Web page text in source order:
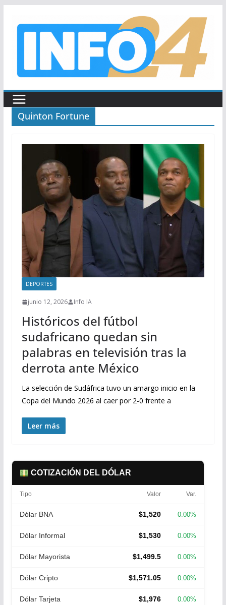
Quinton Fortune
DEPORTES
junio 12, 2026 Info IA
Históricos del fútbol
sudafricano quedan sin
palabras en televisión tras la
derrota ante México
La selección de Sudáfrica tuvo un amargo inicio en la
Copa del Mundo 2026 al caer por 2-0 frente a
Leer más
COTIZACIÓN DEL DÓLAR
Tipo Valor Var.
Dólar BNA $1,520 0.00%
Dólar Informal $1,530 0.00%
Dólar Mayorista $1,499.5 0.00%
Dólar Cripto $1,571.05 0.00%
Dólar Tarjeta $1,976 0.00%